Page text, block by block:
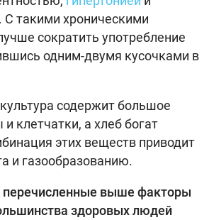
С такими хроническими
сократить употребление
одним-двумя кусочками в
содержит большое
клетчатки, а хлеб богат
этих веществ приводит
и газообразованию.
перечисленные выше факторы
здоровых людей